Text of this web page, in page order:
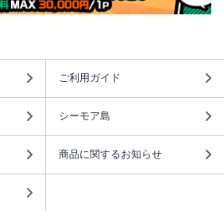
ご利用ガイド
シーモア島
商品に関するお知らせ